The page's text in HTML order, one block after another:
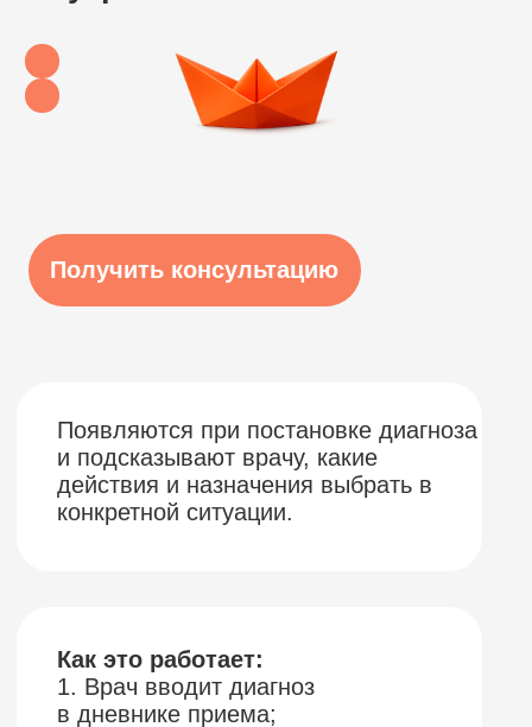
Как это работает:
1. Врач вводит диагноз
в дневнике приема;
2. Система показывает нужные
СК РФ ужесточил
проверки клиник